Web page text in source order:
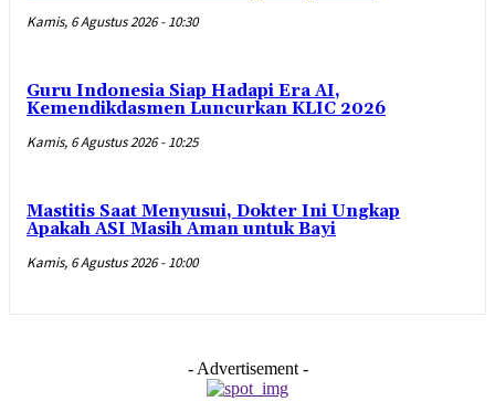
Kamis, 6 Agustus 2026 - 10:30
Guru Indonesia Siap Hadapi Era AI,
Kemendikdasmen Luncurkan KLIC 2026
Kamis, 6 Agustus 2026 - 10:25
Mastitis Saat Menyusui, Dokter Ini Ungkap
Apakah ASI Masih Aman untuk Bayi
Kamis, 6 Agustus 2026 - 10:00
- Advertisement -